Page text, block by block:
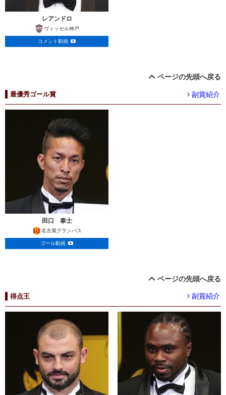
レアンドロ
ヴィッセル神戸
コメント動画
ページの先頭へ戻る
最優秀ゴール賞 副賞紹介
田口 泰士
名古屋グランパス
ゴール動画
ページの先頭へ戻る
得点王 副賞紹介